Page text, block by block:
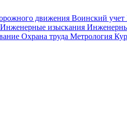
движения Воинский учет
Инженерные изыскания
Охрана труда Метрология